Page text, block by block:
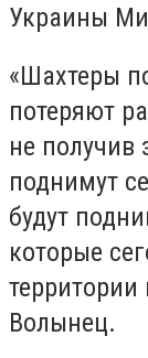
Украины
«Шахтеры
потеряют
не получив
поднимут
будут
которые
территории
Волынец.